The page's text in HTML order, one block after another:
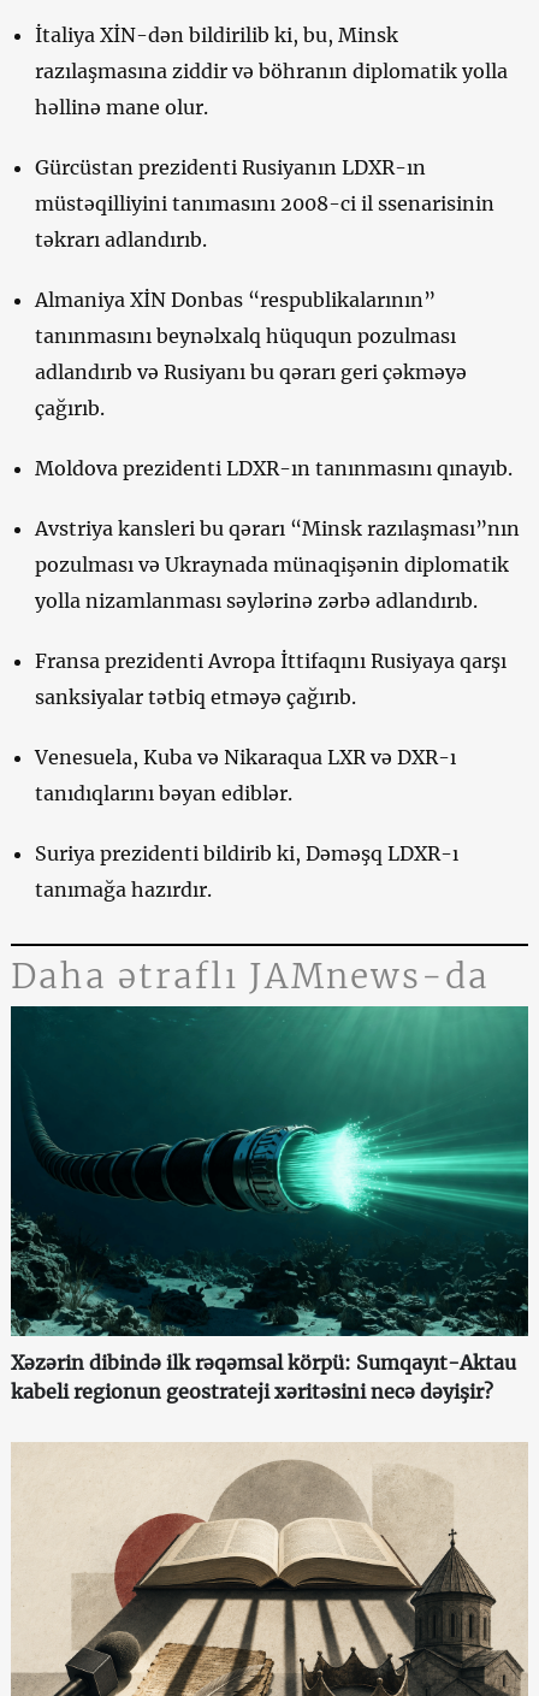
İtaliya XİN-dən bildirilib ki, bu, Minsk
razılaşmasına ziddir və böhranın diplomatik yolla
həllinə mane olur.
Gürcüstan prezidenti Rusiyanın LDXR-ın
müstəqilliyini tanımasını 2008-ci il ssenarisinin
təkrarı adlandırıb.
Almaniya XİN Donbas “respublikalarının”
tanınmasını beynəlxalq hüququn pozulması
adlandırıb və Rusiyanı bu qərarı geri çəkməyə
çağırıb.
Moldova prezidenti LDXR-ın tanınmasını qınayıb.
Avstriya kansleri bu qərarı “Minsk razılaşması”nın
pozulması və Ukraynada münaqişənin diplomatik
yolla nizamlanması səylərinə zərbə adlandırıb.
Fransa prezidenti Avropa İttifaqını Rusiyaya qarşı
sanksiyalar tətbiq etməyə çağırıb.
Venesuela, Kuba və Nikaraqua LXR və DXR-ı
tanıdıqlarını bəyan ediblər.
Suriya prezidenti bildirib ki, Dəməşq LDXR-ı
tanımağa hazırdır.
Daha ətraflı JAMnews-da
Xəzərin dibində ilk rəqəmsal körpü: Sumqayıt-Aktau
kabeli regionun geostrateji xəritəsini necə dəyişir?